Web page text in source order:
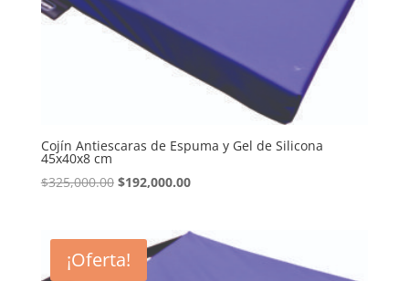
Cojín Antiescaras de Espuma y Gel de Silicona
45x40x8 cm
$325,000.00 El
era:
$325,000.00.
$192,000.00El
es:
¡Oferta!